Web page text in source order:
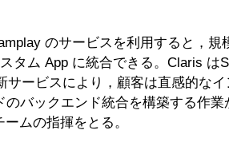
のサービスを利用すると，
タム App に統合できる。Claris
ービスにより，顧客は直感的な
バックエンド統合を構築する作
ムの指揮をとる。